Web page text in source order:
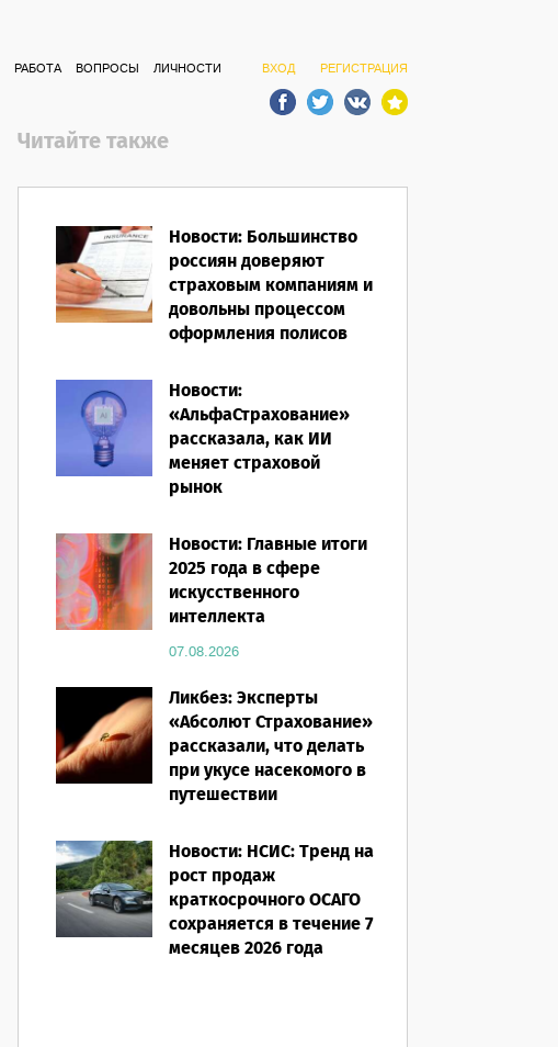
ВХОД РЕГИСТРАЦИЯ
РАБОТА ВОПРОСЫ ЛИЧНОСТИ
Читайте также
Новости: Большинство
россиян доверяют
страховым компаниям и
довольны процессом
оформления полисов
Новости:
«АльфаСтрахование»
рассказала, как ИИ
меняет страховой
рынок
Новости: Главные итоги
2025 года в сфере
искусственного
интеллекта
07.08.2026
Ликбез: Эксперты
«Абсолют Страхование»
рассказали, что делать
при укусе насекомого в
путешествии
Новости: НСИС: Тренд на
рост продаж
краткосрочного ОСАГО
сохраняется в течение 7
месяцев 2026 года